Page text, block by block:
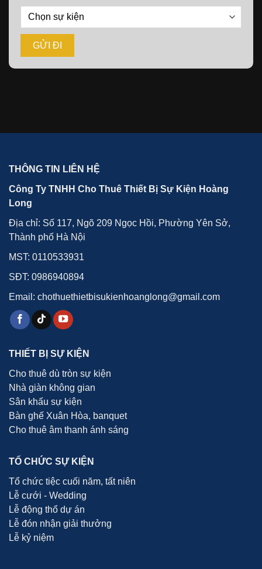
THÔNG TIN LIÊN HỆ
Công Ty TNHH Cho Thuê Thiết Bị Sự Kiện Hoàng
Long
Địa chỉ: Số 117, Ngõ 209 Ngọc Hồi, Phường Yên Sở,
Thành phố Hà Nội
MST: 0110533931
SĐT: 0986940894
Email: chothuethietbisukienhoanglong@gmail.com
THIẾT BỊ SỰ KIỆN
Cho thuê dù tròn sự kiện
Nhà giàn không gian
Sân khấu sự kiện
Bàn ghế Xuân Hòa, banquet
Cho thuê âm thanh ánh sáng
TỔ CHỨC SỰ KIỆN
Tổ chức tiệc cuối năm, tất niên
Lễ cưới - Wedding
Lễ động thổ dự án
Lễ đón nhận giải thưởng
Lễ kỷ niệm